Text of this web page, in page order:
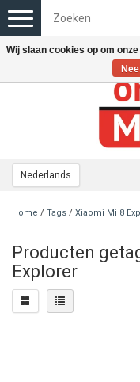
Nederlands
Toggle
navigation
Home / Tags / Xiaomi Mi 8
Producten
Explorer
Wij slaan cookies op om
Nee